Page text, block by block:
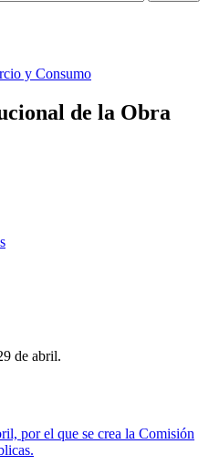
y Consumo
de la Obra
de abril.
por el que se crea la Comisión